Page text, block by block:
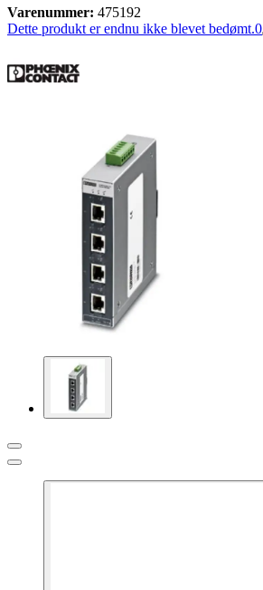
Varenummer: 475192
Dette produkt er endnu ikke blevet bedømt.0